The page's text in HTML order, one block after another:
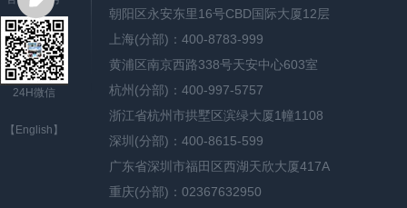
24H微信
【English】
朝阳区永安东里16号CBD国际大厦12层
上海(分部)：400-8783-999
黄浦区南京西路338号天安中心603室
杭州(分部)：400-997-5757
浙江省杭州市拱墅区滨绿大厦1幢1108
深圳(分部)：400-8615-599
广东省深圳市福田区西湖天欣大厦417A
重庆(分部)：02367632950